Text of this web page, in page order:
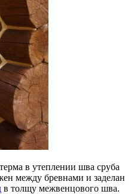
в утеплении шва сруба
между бревнами и заделан
в толщу межвенцового шва.